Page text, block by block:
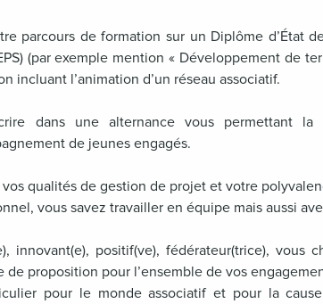
parcours de formation sur un Diplôme d’État
(par exemple mention « Développement de
incluant l’animation d’un réseau associatif.
dans une alternance vous permettant la
de jeunes engagés.
qualités de gestion de projet et votre
vous savez travailler en équipe mais aussi
innovant(e), positif(ve), fédérateur(trice), vous
proposition pour l’ensemble de vos
pour le monde associatif et pour la